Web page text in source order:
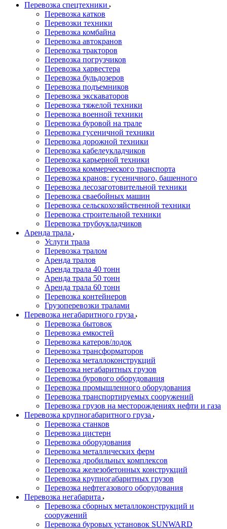
Перевозка спецтехники
Перевозка катков
Перевозки техники
Перевозка комбайна
Перевозка автокранов
Перевозка тракторов
Перевозка погрузчиков
Перевозка харвестера
Перевозка бульдозеров
Перевозка подъемников
Перевозка экскаваторов
Перевозка тяжелой техники
Перевозка военной техники
Перевозка буровой на трале
Перевозка гусеничной техники
Перевозка дорожной техники
Перевозка кабелеукладчиков
Перевозка карьерной техники
Перевозка коммерческого транспорта
Перевозка кранов: гусеничного, башенного
Перевозка лесозаготовительной техники
Перевозка сваебойных машин
Перевозка сельскохозяйственной техники
Перевозка строительной техники
Перевозка трубоукладчиков
Аренда трала
Услуги трала
Перевозка тралом
Аренда тралов
Аренда трала 40 тонн
Аренда трала 50 тонн
Аренда трала 60 тонн
Перевозка контейнеров
Грузоперевозки тралами
Перевозка негабаритного груза
Перевозка бытовок
Перевозка емкостей
Перевозка катеров/лодок
Перевозка трансформаторов
Перевозка металлоконструкций
Перевозка негабаритных грузов
Перевозка бурового оборудования
Перевозка промышленного оборудования
Перевозка транспортируемых сооружений
Перевозка грузов на месторождениях нефти и газа
Перевозка крупногабаритного груза
Перевозка станков
Перевозка цистерн
Перевозка оборудования
Перевозка металлических ферм
Перевозка дробильных комплексов
Перевозка железобетонных конструкций
Перевозка крупногабаритных грузов
Перевозка нефтегазового оборудования
Перевозка негабарита
Перевозка сборных металлоконструкций и
сооружений
Перевозка буровых установок SUNWARD